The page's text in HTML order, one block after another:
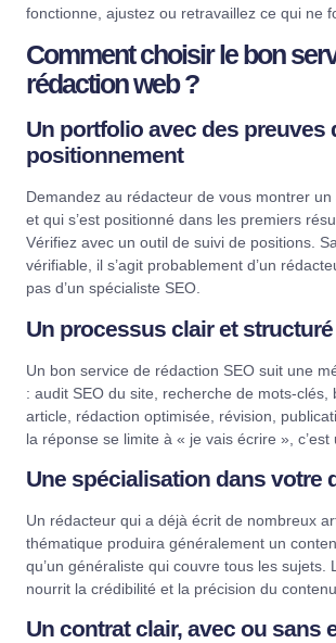
fonctionne, ajustez ou retravaillez ce qui ne
Comment choisir le bon
rédaction web ?
Un portfolio avec des preuves
positionnement
Demandez au rédacteur de vous montrer un
et qui s’est positionné dans les premiers
Vérifiez avec un outil de suivi de positions.
vérifiable, il s’agit probablement d’un
pas d’un spécialiste SEO.
Un processus clair et structuré
Un bon service de rédaction SEO suit une
: audit SEO du site, recherche de mots-clés,
article, rédaction optimisée, révision,
la réponse se limite à « je vais écrire », c’est
Une spécialisation dans votre
Un rédacteur qui a déjà écrit de nombreux
thématique produira généralement un
qu’un généraliste qui couvre tous les sujets.
nourrit la crédibilité et la précision du contenu.
Un contrat clair, avec ou sans